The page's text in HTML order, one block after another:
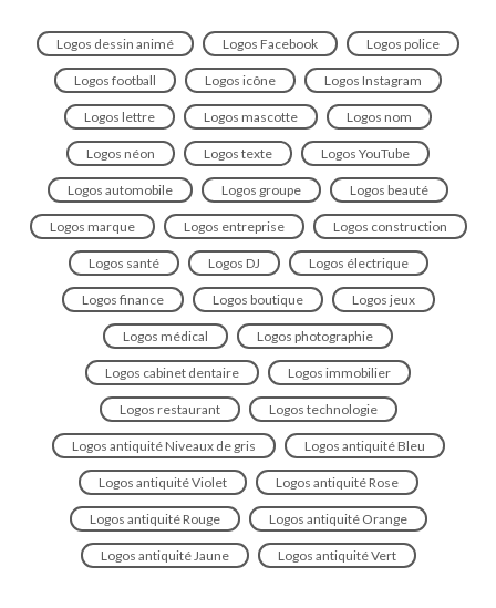
Logos dessin animé Logos Facebook Logos police
Logos football Logos icône Logos Instagram
Logos lettre Logos mascotte Logos nom
Logos néon Logos texte Logos YouTube
Logos automobile Logos groupe Logos beauté
Logos marque Logos entreprise Logos construction
Logos santé Logos DJ Logos électrique
Logos finance Logos boutique Logos jeux
Logos médical Logos photographie
Logos cabinet dentaire Logos immobilier
Logos restaurant Logos technologie
Logos antiquité Niveaux de gris Logos antiquité Bleu
Logos antiquité Violet Logos antiquité Rose
Logos antiquité Rouge Logos antiquité Orange
Logos antiquité Jaune Logos antiquité Vert